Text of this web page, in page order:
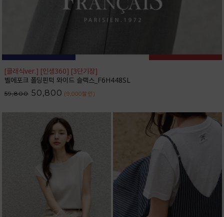
[클래식ver.] [인생360] [3단기장]
벨에포크 폴딩핀턱 와이드 슬랙스_F6H448SL
59,800 50,800 (9,000할인 )